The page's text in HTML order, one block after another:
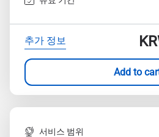
추가 정보
Add to
서비스 범위